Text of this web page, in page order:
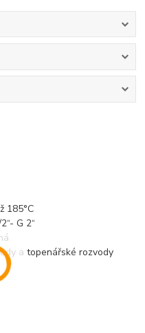
185°C
G 2“
a topenářské rozvody